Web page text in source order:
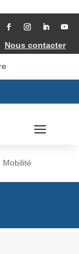
Nous contacter
Mobilité